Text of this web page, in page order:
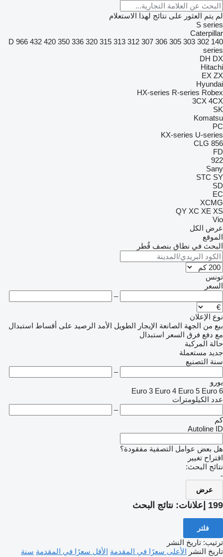
يتم العثور على نتائج لهذا الاستعلام
S
302
303
305
306
307
312
313
315
320
336
350
420
432
966
D
DH
EX
HX-series R-series
3CX
KX-series U-
CLG
STC
QY XC XE
الكل
في نطاق بنصف قُطر
الإعلان
من الجهة الصانعة الإيجار الطويل الأمد الرصيد على أقساط استبدال
دفع فرق السعر استبدال
المركبة
مستعملة
التصنيع
Euro 3 Euro 4 Euro 5
الكيلومترات
Autoline
بعض عوامل التصفية مفقودة؟
تغيير
البحث:
عرض
نتائج البحث
فلتر
: تاريخ النشر
النشر الأعلى سعرًا في المقدمة الأقل سعرًا في المقدمة سنة